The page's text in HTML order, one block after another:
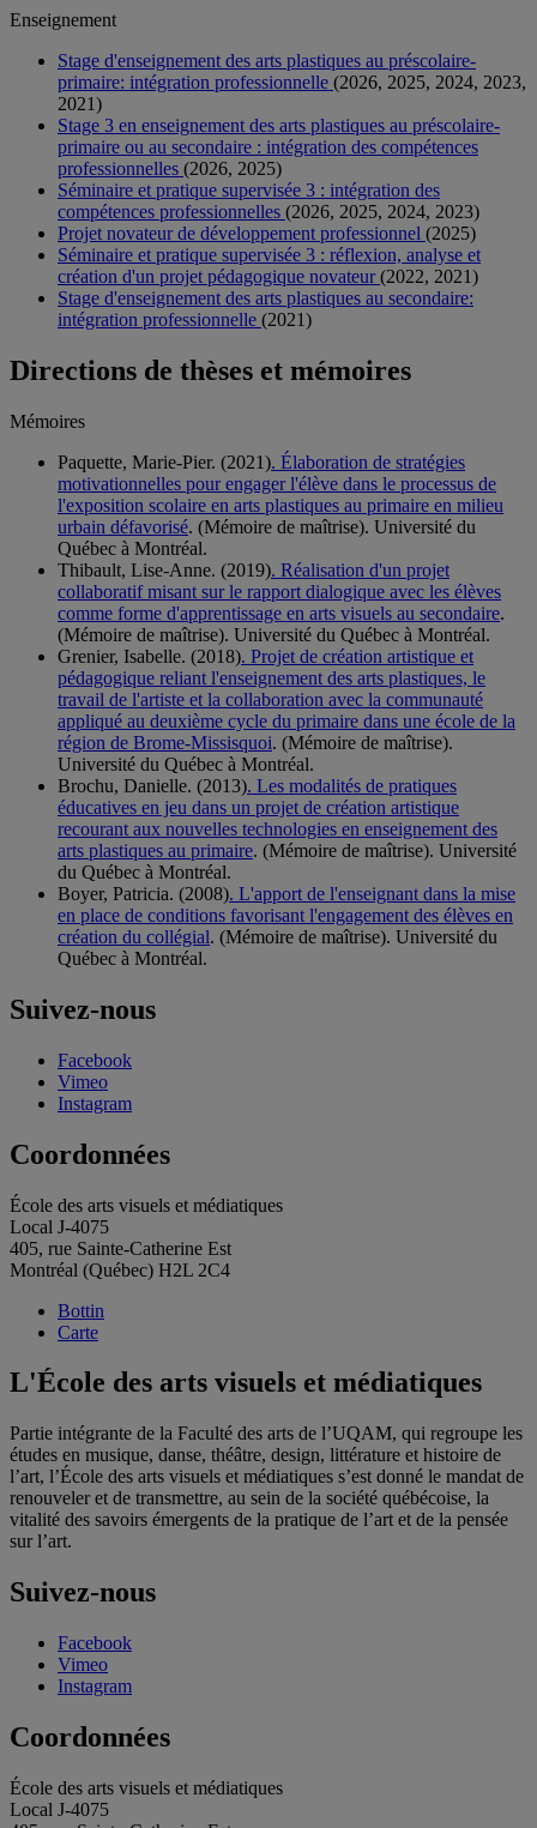
Enseignement
Stage d'enseignement des arts plastiques au préscolaire-
primaire: intégration professionnelle (2026, 2025, 2024, 2023,
2021)
Stage 3 en enseignement des arts plastiques au préscolaire-
primaire ou au secondaire : intégration des compétences
professionnelles (2026, 2025)
Séminaire et pratique supervisée 3 : intégration des
compétences professionnelles (2026, 2025, 2024, 2023)
Projet novateur de développement professionnel (2025)
Séminaire et pratique supervisée 3 : réflexion, analyse et
création d'un projet pédagogique novateur(2022, 2021)
Stage d'enseignement des arts plastiques au secondaire:
intégration professionnelle (2021)
Directions de thèses et mémoires
Mémoires
Paquette, Marie-Pier. (2021). Élaboration de stratégies
motivationnelles pour engager l'élève dans le processus de
l'exposition scolaire en arts plastiques au primaire en milieu
urbain défavorisé. (Mémoire de maîtrise). Université du
Québec à Montréal.
Thibault, Lise-Anne. (2019). Réalisation d'un projet
collaboratif misant sur le rapport dialogique avec les élèves
comme forme d'apprentissage en arts visuels au secondaire.
(Mémoire de maîtrise). Université du Québec à Montréal.
Grenier, Isabelle. (2018). Projet de création artistique et
pédagogique reliant l'enseignement des arts plastiques, le
travail de l'artiste et la collaboration avec la communauté
appliqué au deuxième cycle du primaire dans une école de la
région de Brome-Missisquoi. (Mémoire de maîtrise).
Université du Québec à Montréal.
Brochu, Danielle. (2013). Les modalités de pratiques
éducatives en jeu dans un projet de création artistique
recourant aux nouvelles technologies en enseignement des
arts plastiques au primaire. (Mémoire de maîtrise). Université
du Québec à Montréal.
Boyer, Patricia. (2008). L'apport de l'enseignant dans la mise
en place de conditions favorisant l'engagement des élèves en
création du collégial. (Mémoire de maîtrise). Université du
Québec à Montréal.
Suivez-nous
Facebook
Vimeo
Instagram
Coordonnées
École des arts visuels et médiatiques
Local J-4075
405, rue Sainte-Catherine Est
Montréal (Québec) H2L 2C4
Bottin
Carte
L'École des arts visuels et médiatiques
Partie intégrante de la Faculté des arts de l’UQAM, qui regroupe les
études en musique, danse, théâtre, design, littérature et histoire de
l’art, l’École des arts visuels et médiatiques s’est donné le mandat de
renouveler et de transmettre, au sein de la société québécoise, la
vitalité des savoirs émergents de la pratique de l’art et de la pensée
sur l’art.
Suivez-nous
Facebook
Vimeo
Instagram
Coordonnées
École des arts visuels et médiatiques
Local J-4075